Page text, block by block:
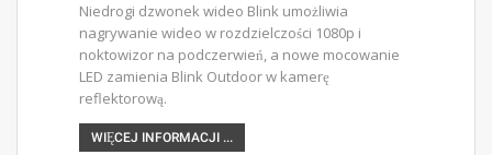
Niedrogi dzwonek wideo Blink umożliwia
nagrywanie wideo w rozdzielczości 1080p i
noktowizor na podczerwień, a nowe mocowanie
LED zamienia Blink Outdoor w kamerę
reflektorową.
WIĘCEJ INFORMACJI ...